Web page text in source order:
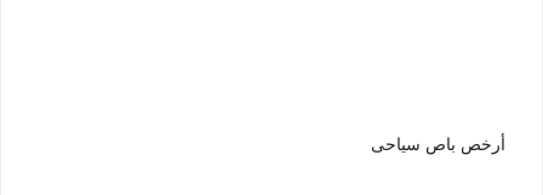
أرخص باص سياحى